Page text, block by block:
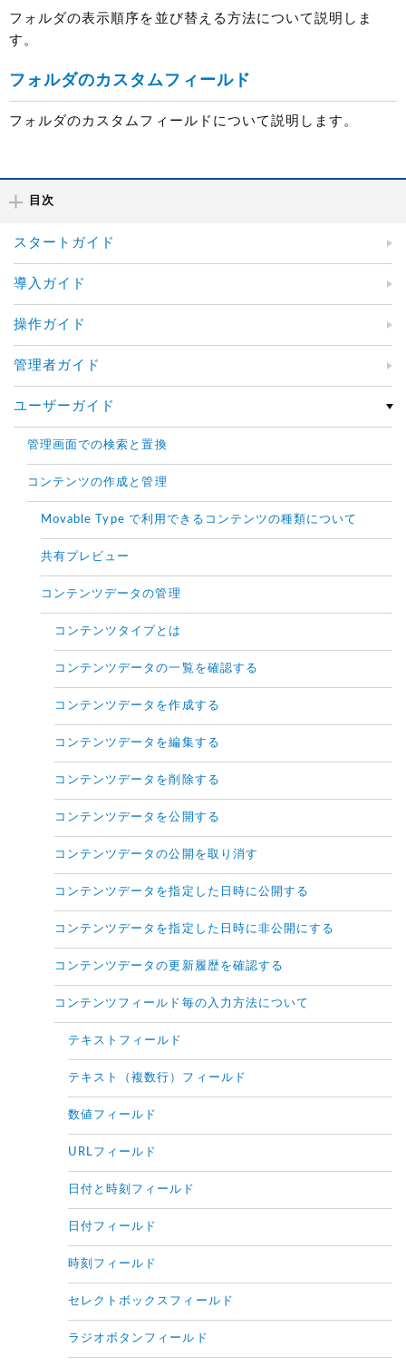
フォルダの表示順序を並び替える方法について説明しま
す。
フォルダのカスタムフィールド
フォルダのカスタムフィールドについて説明します。
目次
スタートガイド
導入ガイド
操作ガイド
管理者ガイド
ユーザーガイド
管理画面での検索と置換
コンテンツの作成と管理
Movable Type で利用できるコンテンツの種類について
共有プレビュー
コンテンツデータの管理
コンテンツタイプとは
コンテンツデータの一覧を確認する
コンテンツデータを作成する
コンテンツデータを編集する
コンテンツデータを削除する
コンテンツデータを公開する
コンテンツデータの公開を取り消す
コンテンツデータを指定した日時に公開する
コンテンツデータを指定した日時に非公開にする
コンテンツデータの更新履歴を確認する
コンテンツフィールド毎の入力方法について
テキストフィールド
テキスト（複数行）フィールド
数値フィールド
URLフィールド
日付と時刻フィールド
日付フィールド
時刻フィールド
セレクトボックスフィールド
ラジオボタンフィールド